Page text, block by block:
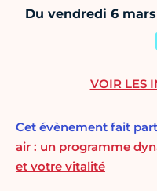
Du vendredi 6
Cet évènement fait
air : un programme
et votre vitalité
VOIR LES